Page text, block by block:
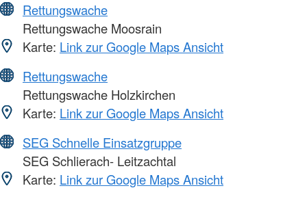
Rettungswache
Rettungswache Moosrain
Karte: Link zur Google Maps Ansicht
Rettungswache
Rettungswache Holzkirchen
Karte: Link zur Google Maps Ansicht
SEG Schnelle Einsatzgruppe
SEG Schlierach- Leitzachtal
Karte: Link zur Google Maps Ansicht